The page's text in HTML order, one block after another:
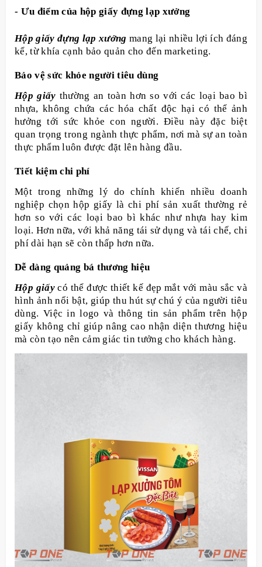
- Ưu điểm của hộp giấy đựng lạp xưởng
Hộp giấy đựng lạp xưởng mang lại nhiều lợi ích đáng
kể, từ khía cạnh bảo quản cho đến marketing.
Bảo vệ sức khỏe người tiêu dùng
Hộp giấy thường an toàn hơn so với các loại bao bì
nhựa, không chứa các hóa chất độc hại có thể ảnh
hưởng tới sức khỏe con người. Điều này đặc biệt
quan trọng trong ngành thực phẩm, nơi mà sự an toàn
thực phẩm luôn được đặt lên hàng đầu.
Tiết kiệm chi phí
Một trong những lý do chính khiến nhiều doanh
nghiệp chọn hộp giấy là chi phí sản xuất thường rẻ
hơn so với các loại bao bì khác như nhựa hay kim
loại. Hơn nữa, với khả năng tái sử dụng và tái chế, chi
phí dài hạn sẽ còn thấp hơn nữa.
Dễ dàng quảng bá thương hiệu
Hộp giấycó thể được thiết kế đẹp mắt với màu sắc và
hình ảnh nổi bật, giúp thu hút sự chú ý của người tiêu
dùng. Việc in logo và thông tin sản phẩm trên hộp
giấy không chỉ giúp nâng cao nhận diện thương hiệu
mà còn tạo nên cảm giác tin tưởng cho khách hàng.